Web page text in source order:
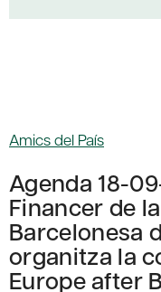
Amics del País
Agenda 18-
Financer de
Barcelonesa
organitza la
Europe after